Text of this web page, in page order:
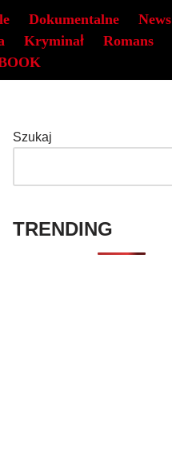
Dokumentalne News
Kryminał Romans
Szukaj
TRENDING